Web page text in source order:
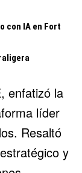
con IA en Fort
enfatizó la
líder
Resaltó
y